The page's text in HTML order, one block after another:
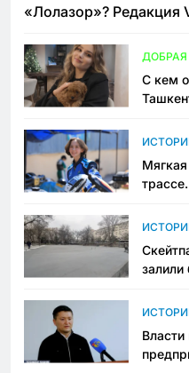
«Лолазор»? Редакция
ДОБРАЯ
С кем
залили